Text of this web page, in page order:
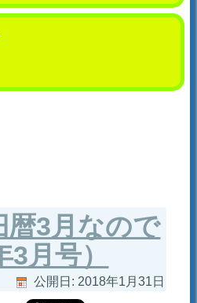
暦3月なので
3月号）
公開日: 2018年1月31日